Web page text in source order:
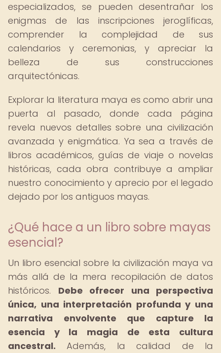
especializados, se pueden desentrañar los
enigmas de las inscripciones jeroglíficas,
comprender la complejidad de sus
calendarios y ceremonias, y apreciar la
belleza de sus construcciones
arquitectónicas.
Explorar la literatura maya es como abrir una
puerta al pasado, donde cada página
revela nuevos detalles sobre una civilización
avanzada y enigmática. Ya sea a través de
libros académicos, guías de viaje o novelas
históricas, cada obra contribuye a ampliar
nuestro conocimiento y aprecio por el legado
dejado por los antiguos mayas.
¿Qué hace a un libro sobre mayas
esencial?
Un libro esencial sobre la civilización maya va
más allá de la mera recopilación de datos
históricos. Debe ofrecer una perspectiva
única, una interpretación profunda y una
narrativa envolvente que capture la
esencia y la magia de esta cultura
ancestral. Además, la calidad de la